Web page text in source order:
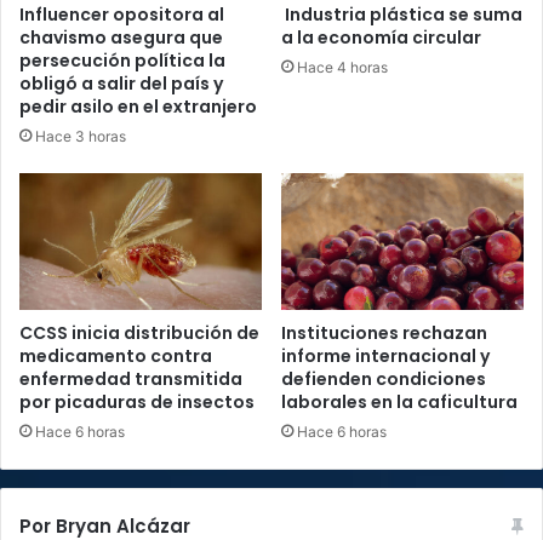
Influencer opositora al
chavismo asegura que
persecución política la
obligó a salir del país y
pedir asilo en el extranjero
Hace 3 horas
Industria plástica se suma
a la economía circular
Hace 4 horas
CCSS inicia distribución de
medicamento contra
enfermedad transmitida
por picaduras de insectos
Hace 6 horas
Instituciones rechazan
informe internacional y
defienden condiciones
laborales en la caficultura
Hace 6 horas
Por Bryan Alcázar